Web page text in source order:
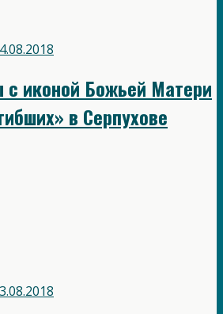
иконой Божьей Матери
в Серпухове